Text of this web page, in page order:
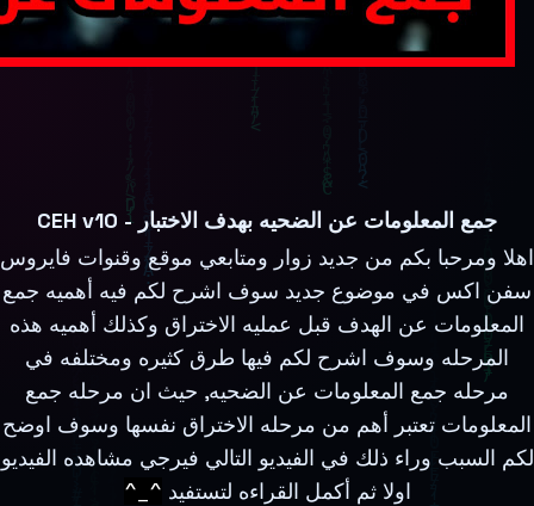
جمع المعلومات عن الضحيه بهدف الاختبار - CEH v10
اهلا ومرحبا بكم من جديد زوار ومتابعي موقع وقنوات فايروس
سفن اكس في موضوع جديد سوف اشرح لكم فيه أهميه جمع
المعلومات عن الهدف قبل عمليه الاختراق وكذلك أهميه هذه
المرحله وسوف اشرح لكم فيها طرق كثيره ومختلفه في
مرحله جمع المعلومات عن الضحيه, حيث ان مرحله جمع
المعلومات تعتبر أهم من مرحله الاختراق نفسها وسوف اوضح
لكم السبب وراء ذلك في الفيديو التالي فيرجي مشاهده الفيديو
اولا ثم أكمل القراءه لتستفيد ^_^